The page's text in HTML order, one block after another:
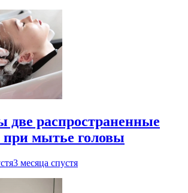
две распространенные
мытье головы
3 месяца спустя